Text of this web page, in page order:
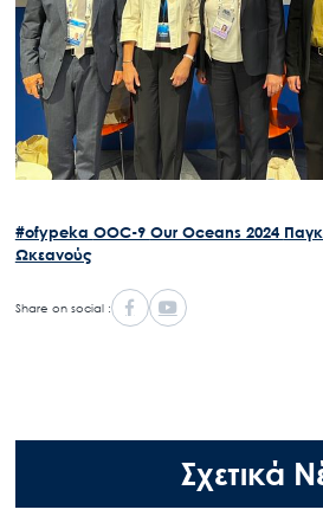
#ofypeka OOC-9 Our Oceans 2024
Ωκεανούς
Share on social :
Σχετικά